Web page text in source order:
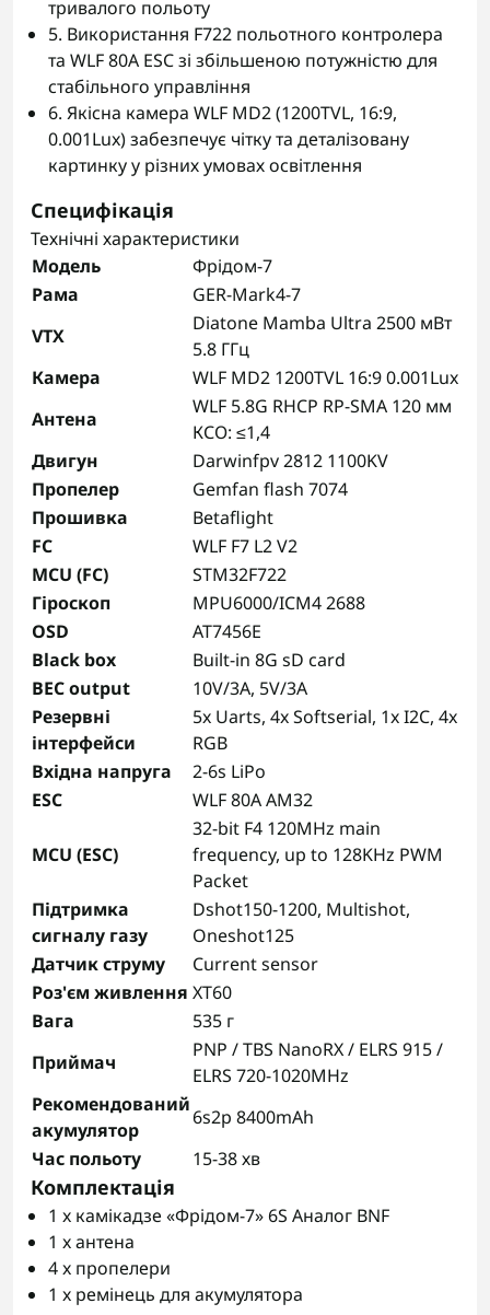
тривалого польоту
5. Використання F722 польотного контролера
та WLF 80A ESC зі збільшеною потужністю для
стабільного управління
6. Якісна камера WLF MD2 (1200TVL, 16:9,
0.001Lux) забезпечує чітку та деталізовану
картинку у різних умовах освітлення
Специфікація
Технічні характеристики
Модель
Фрідом-7
Рама
GER-Mark4-7
VTX
Diatone Mamba Ultra 2500 мВт
5.8 ГГц
Камера
WLF MD2 1200TVL 16:9 0.001Lux
Антена
WLF 5.8G RHCP RP-SMA 120 мм
КСО: ≤1,4
Двигун
Darwinfpv 2812 1100KV
Пропелер
Gemfan flash 7074
Прошивка
Betaflight
FC
WLF F7 L2 V2
MCU (FC)
STM32F722
Гіроскоп
MPU6000/ICM4 2688
OSD
AT7456E
Black box
Built-in 8G sD card
BEC output
10V/3A, 5V/3A
Резервні
інтерфейси
5x Uarts, 4x Softserial, 1x I2C, 4x
RGB
Вхідна напруга
2-6s LiPo
ESC
WLF 80A AM32
MCU (ESC)
32-bit F4 120MHz main
frequency, up to 128KHz PWM
Packet
Підтримка
сигналу газу
Dshot150-1200, Multishot,
Oneshot125
Датчик струму
Current sensor
Роз'єм живлення XT60
Вага
535 г
Приймач
PNP / TBS NanoRX / ELRS 915 /
ELRS 720-1020MHz
Рекомендований
акумулятор
6s2p 8400mAh
Час польоту
15-38 хв
Комплектація
1 x камікадзе «Фрідом-7» 6S Аналог BNF
1 x антена
4 x пропелери
1 x ремінець для акумулятора